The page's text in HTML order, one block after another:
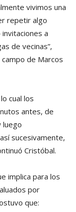
vivimos una
repetir algo
a
de vecinas”,
de Marcos
cual los
antes, de
luego
sucesivamente,
Cristóbal.
implica para los
por
que: